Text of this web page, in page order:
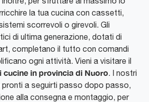
la tua cucina con cassetti,
scorrevoli o girevoli. Gli
di ultima generazione, dotati di
completano il tutto con comandi
ogni attività. Vieni a visitare il
cucine in provincia di Nuoro. I nostri
a seguirti passo dopo passo,
alla consegna e montaggio, per